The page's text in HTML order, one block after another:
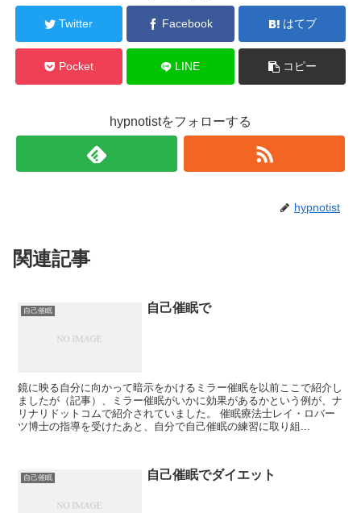
Twitter Facebook はてブ
Pocket LINE コピー
hypnotistをフォローする
hypnotist
関連記事
自己催眠 自己催眠で
鏡に映る自分に向かって暗示をかけるミラー催眠を以前ここで紹介し
ましたが（記事）、ミラー催眠がいかに効果があるかという例が、ナ
リナリドットコムで紹介されていました。 催眠療法士レイ・ロバー
ツ博士の指導を受けたあと、自分で自己催眠の練習に取り組...
自己催眠 自己催眠でダイエット